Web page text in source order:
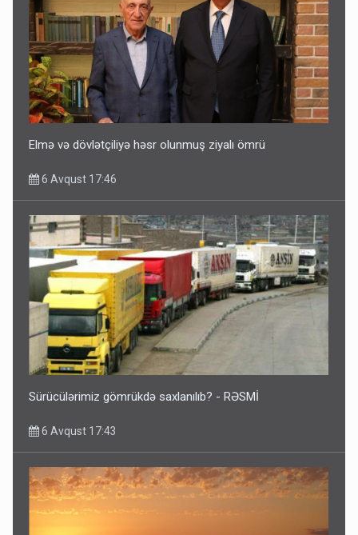
Elmə və dövlətçiliyə həsr olunmuş ziyalı ömrü
6 Avqust 17:46
Sürücülərimiz gömrükdə saxlanılıb? - RƏSMİ
6 Avqust 17:43